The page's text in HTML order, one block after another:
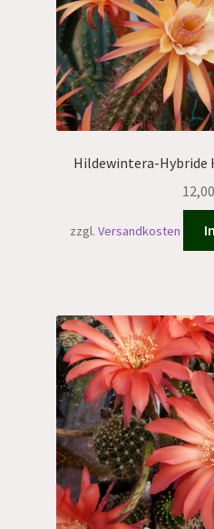
Hildewintera-Hybride
12,00
zzgl.Versandkosten